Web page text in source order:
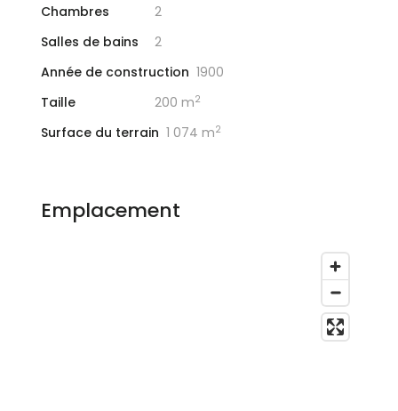
Chambres
2
Salles de bains
2
Année de construction 1900
Taille
200 m2
Surface du terrain 1 074 m2
Emplacement